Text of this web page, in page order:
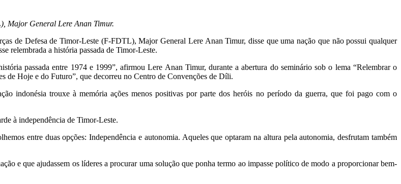
Major General Lere Anan Timur.
de Defesa de Timor-Leste (F-FDTL), Major General Lere Anan Timur, disse que uma nação que não possui qualquer
relembrada a história passada de Timor-Leste.
passada entre 1974 e 1999”, afirmou Lere Anan Timur, durante a abertura do seminário sob o lema “Relembrar o
de Hoje e do Futuro”, que decorreu no Centro de Convenções de Díli.
indonésia trouxe à memória ações menos positivas por parte dos heróis no período da guerra, que foi pago com o
à independência de Timor-Leste.
entre duas opções: Independência e autonomia. Aqueles que optaram na altura pela autonomia, desfrutam também
e que ajudassem os líderes a procurar uma solução que ponha termo ao impasse político de modo a proporcionar bem-